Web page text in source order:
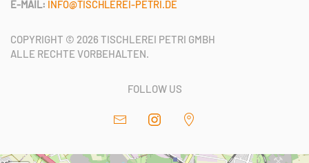
E-MAIL: INFO@TISCHLEREI-PETRI.DE
COPYRIGHT © 2026 TISCHLEREI PETRI GMBH
ALLE RECHTE VORBEHALTEN.
FOLLOW US